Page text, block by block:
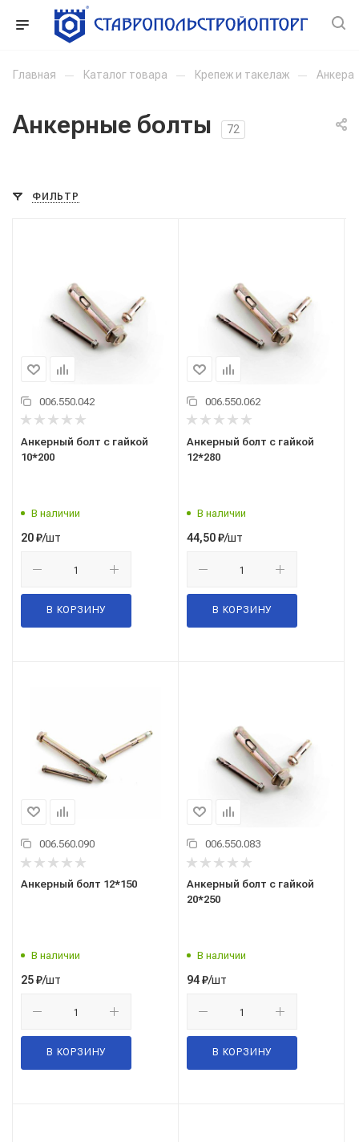
Главная — Каталог товара — Крепеж и такелаж — Анкера
Анкерные болты 72
ФИЛЬТР
006.550.042
Анкерный болт с гайкой
10*200
В наличии
20₽/шт
В КОРЗИНУ
006.550.062
Анкерный болт с гайкой
12*280
В наличии
44,50₽/шт
В КОРЗИНУ
006.560.090
Анкерный болт 12*150
В наличии
25₽/шт
В КОРЗИНУ
006.550.083
Анкерный болт с гайкой
20*250
В наличии
94₽/шт
В КОРЗИНУ